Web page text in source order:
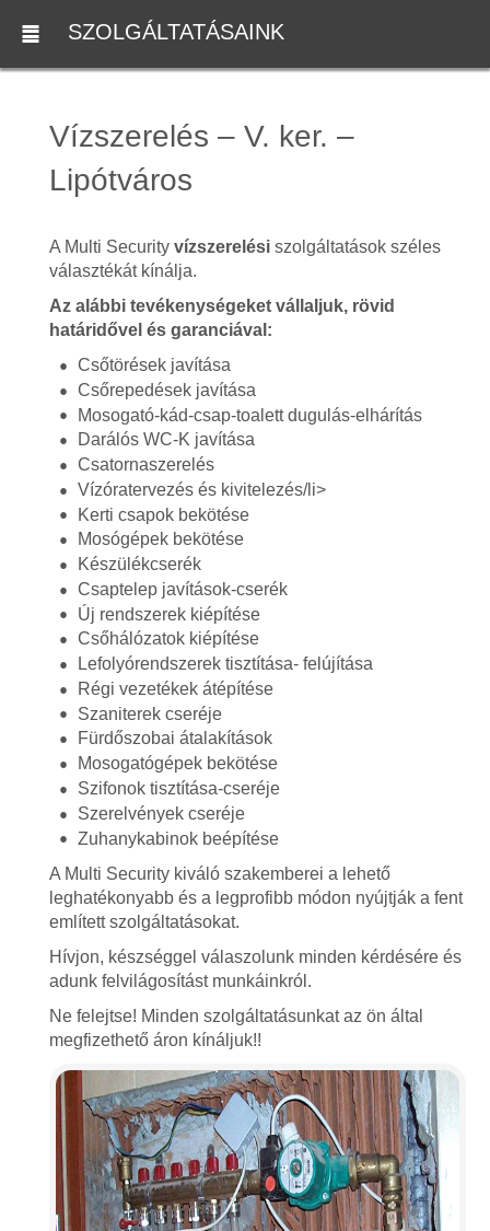
SZOLGÁLTATÁSAINK
Vízszerelés – V. ker. –
Lipótváros
A Multi Security vízszerelésiszolgáltatások széles
választékát kínálja.
Az alábbi tevékenységeket vállaljuk, rövid
határidővel és garanciával:
Csőtörések javítása
Csőrepedések javítása
Mosogató-kád-csap-toalett dugulás-elhárítás
Darálós WC-K javítása
Csatornaszerelés
Vízóratervezés és kivitelezés/li>
Kerti csapok bekötése
Mosógépek bekötése
Készülékcserék
Csaptelep javítások-cserék
Új rendszerek kiépítése
Csőhálózatok kiépítése
Lefolyórendszerek tisztítása- felújítása
Régi vezetékek átépítése
Szaniterek cseréje
Fürdőszobai átalakítások
Mosogatógépek bekötése
Szifonok tisztítása-cseréje
Szerelvények cseréje
Zuhanykabinok beépítése
A Multi Security kiváló szakemberei a lehető
leghatékonyabb és a legprofibb módon nyújtják a fent
említett szolgáltatásokat.
Hívjon, készséggel válaszolunk minden kérdésére és
adunk felvilágosítást munkáinkról.
Ne felejtse! Minden szolgáltatásunkat az ön által
megfizethető áron kínáljuk!!